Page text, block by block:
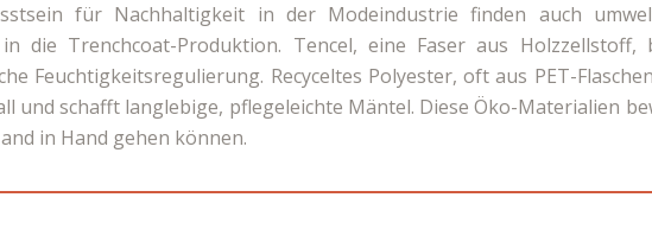
für Nachhaltigkeit in der Modeindustrie finden auch
die Trenchcoat-Produktion. Tencel, eine Faser aus Holzzellstoff,
Feuchtigkeitsregulierung. Recyceltes Polyester, oft aus PET-
und schafft langlebige, pflegeleichte Mäntel. Diese Öko-Materialien
in Hand gehen können.